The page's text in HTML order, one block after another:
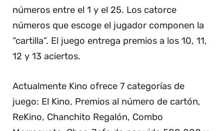
números entre el 1 y el 25. Los catorce
números que escoge el jugador componen la
“cartilla”. El juego entrega premios a los 10, 11,
12 y 13 aciertos.
Actualmente Kino ofrece 7 categorías de
juego: El Kino, Premios al número de cartón,
ReKino, Chanchito Regalón, Combo